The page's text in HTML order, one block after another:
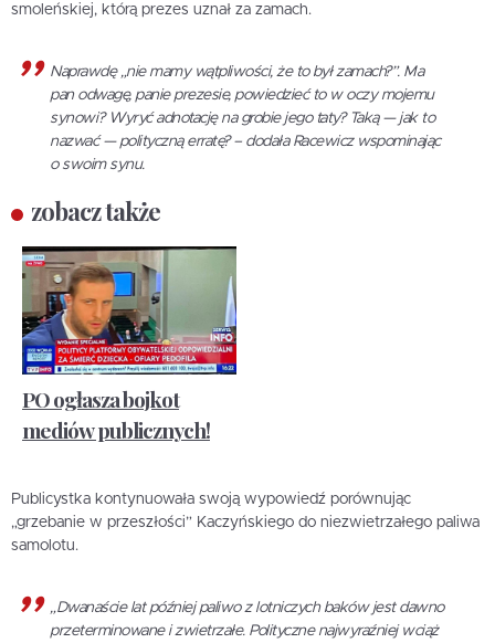
smoleńskiej, którą prezes uznał za zamach.
Naprawdę „nie mamy wątpliwości, że to był zamach?”. Ma
pan odwagę, panie prezesie, powiedzieć to w oczy mojemu
synowi? Wyryć adnotację na grobie jego taty? Taką — jak to
nazwać — polityczną erratę? – dodała Racewicz wspominając
o swoim synu.
zobacz także
PO ogłasza bojkot
mediów publicznych!
Publicystka kontynuowała swoją wypowiedź porównując
„grzebanie w przeszłości” Kaczyńskiego do niezwietrzałego paliwa
samolotu.
„Dwanaście lat później paliwo z lotniczych baków jest dawno
przeterminowane i zwietrzałe. Polityczne najwyraźniej wciąż